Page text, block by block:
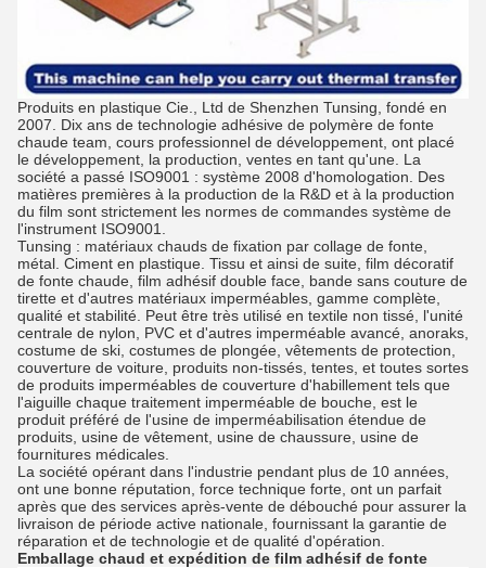
Produits en plastique Cie., Ltd de Shenzhen Tunsing, fondé en
2007. Dix ans de technologie adhésive de polymère de fonte
chaude team, cours professionnel de développement, ont placé
le développement, la production, ventes en tant qu'une. La
société a passé ISO9001 : système 2008 d'homologation. Des
matières premières à la production de la R&D et à la production
du film sont strictement les normes de commandes système de
l'instrument ISO9001.
Tunsing : matériaux chauds de fixation par collage de fonte,
métal. Ciment en plastique. Tissu et ainsi de suite, film décoratif
de fonte chaude, film adhésif double face, bande sans couture de
tirette et d'autres matériaux imperméables, gamme complète,
qualité et stabilité. Peut être très utilisé en textile non tissé, l'unité
centrale de nylon, PVC et d'autres imperméable avancé, anoraks,
costume de ski, costumes de plongée, vêtements de protection,
couverture de voiture, produits non-tissés, tentes, et toutes sortes
de produits imperméables de couverture d'habillement tels que
l'aiguille chaque traitement imperméable de bouche, est le
produit préféré de l'usine de imperméabilisation étendue de
produits, usine de vêtement, usine de chaussure, usine de
fournitures médicales.
La société opérant dans l'industrie pendant plus de 10 années,
ont une bonne réputation, force technique forte, ont un parfait
après que des services après-vente de débouché pour assurer la
livraison de période active nationale, fournissant la garantie de
réparation et de technologie et de qualité d'opération.
Emballage chaud et expédition de film adhésif de fonte